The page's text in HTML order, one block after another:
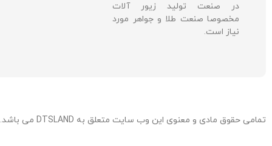
در صنعت تولید زیور آلات
مخصوصا صنعت طلا و جواهر مورد
نیاز است.
تمامی حقوق مادی و معنوی این وب سایت متعلق به DTSLAND می باشد. / توسعه، میزبانی و پشتیبانی: